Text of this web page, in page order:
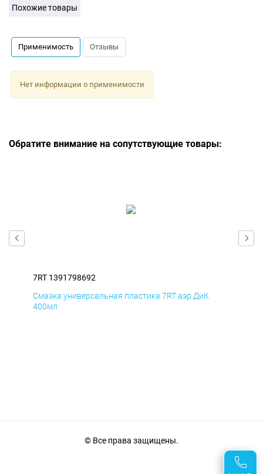
Похожие товары
Применимость Отзывы
Нет информации о применимости
Обратите внимание на сопутствующие товары:
7RT 1391798692
Смазка универсальная пластика 7RT аэр ДиК
400мл
© Все права защищены.